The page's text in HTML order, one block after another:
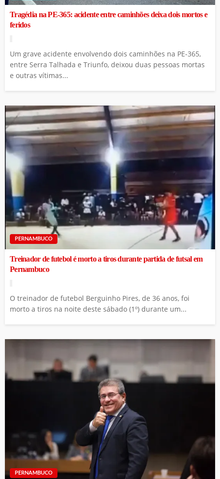
Tragédia na PE-365: acidente entre caminhões deixa dois mortos e
feridos
Um grave acidente envolvendo dois caminhões na PE-365,
entre Serra Talhada e Triunfo, deixou duas pessoas mortas
e outras vítimas...
PERNAMBUCO
Treinador de futebol é morto a tiros durante partida de futsal em
Pernambuco
O treinador de futebol Berguinho Pires, de 36 anos, foi
morto a tiros na noite deste sábado (1º) durante um...
PERNAMBUCO